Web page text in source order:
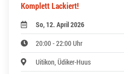
Komplett Lackiert!
So, 12. April 2026
20:00 - 22:00 Uhr
Uitikon, Üdiker-Huus